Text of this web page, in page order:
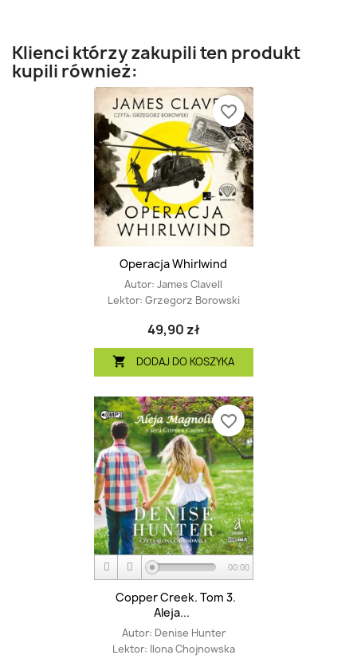
Klienci którzy zakupili ten produkt
kupili również:
Operacja Whirlwind
Autor: James Clavell
Lektor: Grzegorz Borowski
49,90 zł
 DODAJ DO KOSZYKA
favorite_border
00:00
Copper Creek. Tom 3.
Aleja...
Autor: Denise Hunter
Lektor: Ilona Chojnowska
favorite_border